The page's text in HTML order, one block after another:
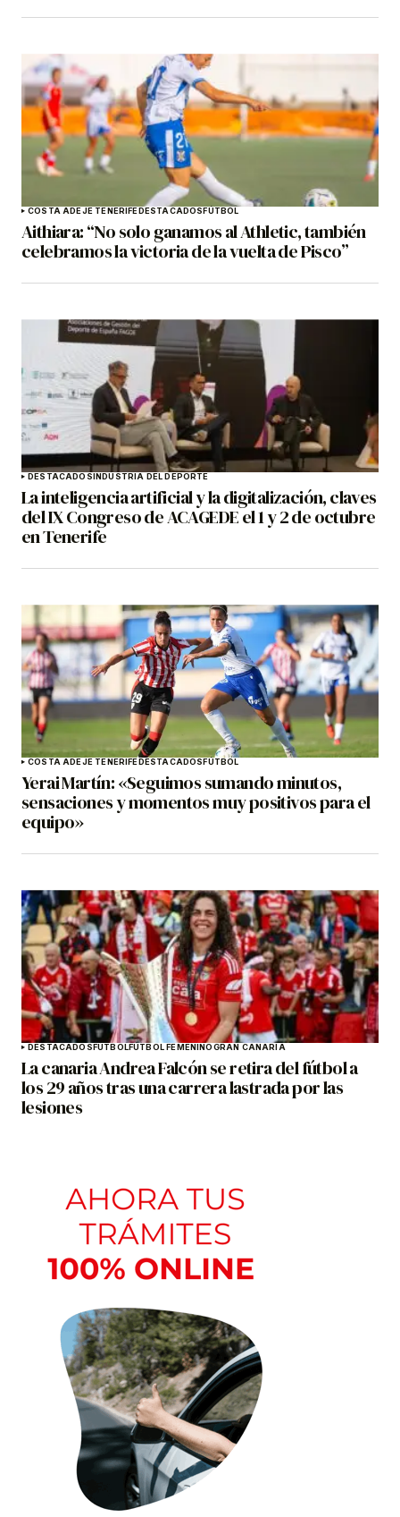
COSTA ADEJE TENERIFEDESTACADOSFÚTBOL
Aithiara: “No solo ganamos al Athletic, también
celebramos la victoria de la vuelta de Pisco”
DESTACADOSINDUSTRIA DEL DEPORTE
La inteligencia artificial y la digitalización, claves
del IX Congreso de ACAGEDE el 1 y 2 de octubre
en Tenerife
COSTA ADEJE TENERIFEDESTACADOSFÚTBOL
Yerai Martín: «Seguimos sumando minutos,
sensaciones y momentos muy positivos para el
equipo»
DESTACADOSFÚTBOLFÚTBOL FEMENINOGRAN CANARIA
La canaria Andrea Falcón se retira del fútbol a
los 29 años tras una carrera lastrada por las
lesiones